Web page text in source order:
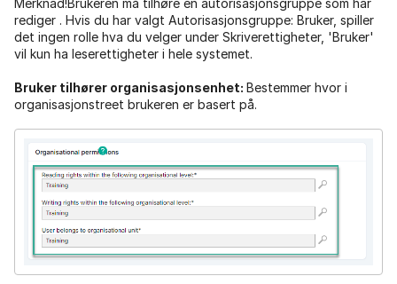
Merknad!Brukeren må tilhøre en autorisasjonsgruppe som har
rediger . Hvis du har valgt Autorisasjonsgruppe: Bruker, spiller
det ingen rolle hva du velger under Skriverettigheter, 'Bruker'
vil kun ha leserettigheter i hele systemet.
Bruker tilhører organisasjonsenhet: Bestemmer hvor i
organisasjonstreet brukeren er basert på.